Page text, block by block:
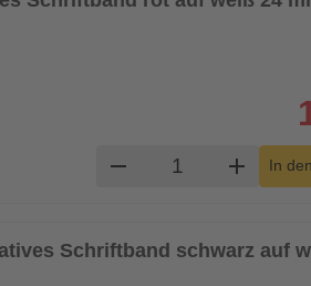
remove Produktadd In
Schriftband schwarz auf